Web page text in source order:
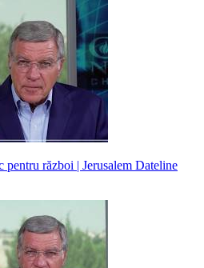
pentru război | Jerusalem Dateline